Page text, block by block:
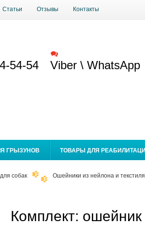
Статьи Отзывы Контакты
54-54 Viber \ WhatsApp
ГРЫЗУНОВ ТОВАРЫ ДЛЯ
собак Ошейники из нейлона и
Комплект: